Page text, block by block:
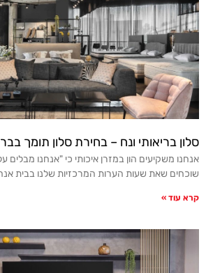
סלון בריאותי ונח – בחירת סלון תומך
אנחנו משקיעים הון במזרן איכותי כי "אנחנו מבלים
שוכחים שאת שעות הערות המרכזיות שלנו בבית
קרא עוד »